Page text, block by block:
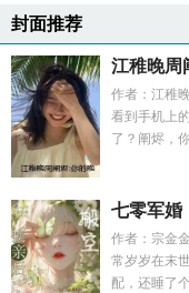
封面推荐
江稚晚周
作者：江稚
看到手机上
了？阐烬，
七零军婚
作者：宗金
常岁岁在末
配，还睡了